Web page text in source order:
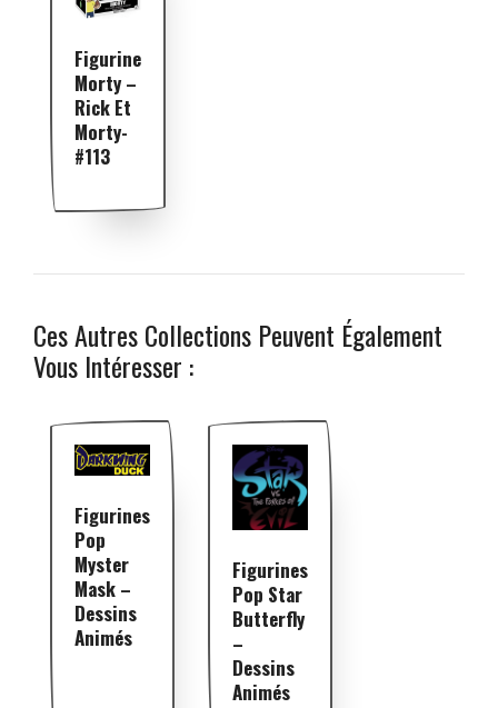
Figurine
Morty –
Rick Et
Morty-
#113
Ces Autres Collections Peuvent Également
Vous Intéresser :
Figurines
Pop
Myster
Mask –
Dessins
Animés
Figurines
Pop Star
Butterfly
–
Dessins
Animés